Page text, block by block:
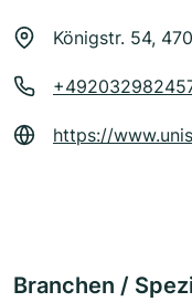
Königstr. 54,
https://
Branchen /